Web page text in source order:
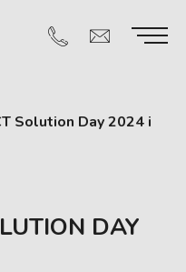
Solution Day 2024 i
DAY